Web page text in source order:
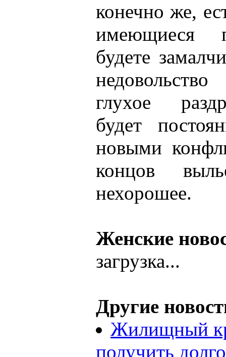
конечно же,
имеющиеся
будете
глухое
будет
новыми
концов
нехорошее.
Женские
загрузка...
Другие
Жилищный
получить